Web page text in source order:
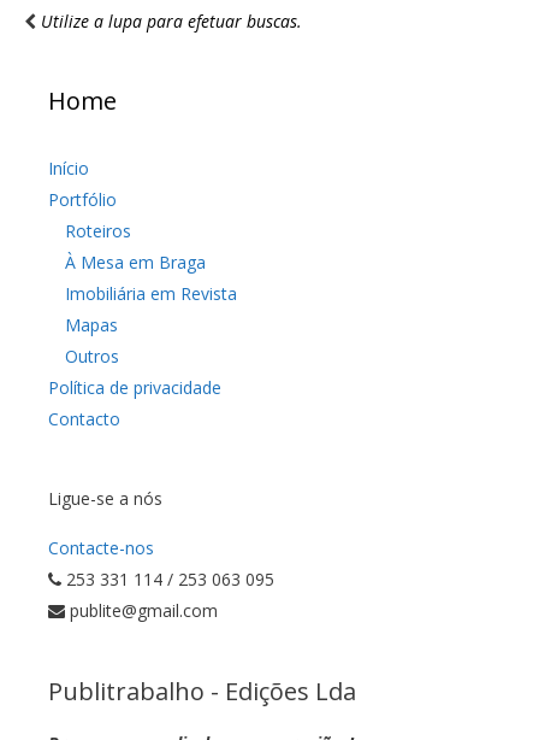
Utilize a lupa para efetuar buscas.
Home
Início
Portfólio
Roteiros
À Mesa em Braga
Imobiliária em Revista
Mapas
Outros
Política de privacidade
Contacto
Ligue-se a nós
Contacte-nos
253 331 114 / 253 063 095
publite@gmail.com
Publitrabalho - Edições Lda